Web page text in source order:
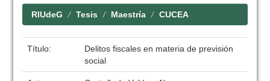
RIUdeG Tesis Maestría CUCEA
Título:
Delitos fiscales en materia de previsión
social